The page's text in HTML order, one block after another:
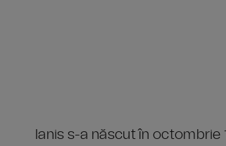
Ianis s-a născut în octombrie